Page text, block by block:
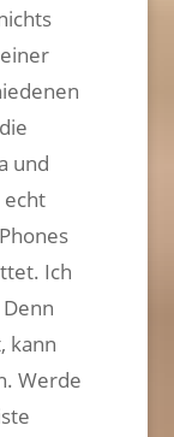
und
echt
Ich
kann
Werde